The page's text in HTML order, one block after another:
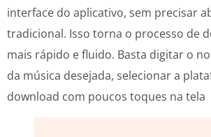
interface do aplicativo, sem precisar
tradicional. Isso torna o processo de
mais rápido e fluido. Basta digitar o
da música desejada, selecionar a
download com poucos toques na tela